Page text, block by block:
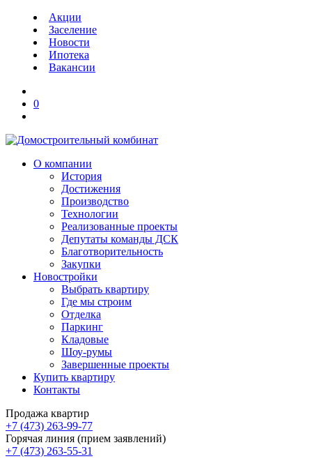
Акции
Заселение
Новости
Ипотека
Вакансии
0
О компании
История
Достижения
Производство
Технологии
Реализованные проекты
Депутаты команды ДСК
Благотворительность
Закупки
Новостройки
Выбрать квартиру
Где мы строим
Отделка
Паркинг
Кладовые
Шоу-румы
Завершенные проекты
Купить квартиру
Контакты
Продажа квартир
+7 (473) 263-99-77
Горячая линия (прием заявлений)
+7 (473) 263-55-31